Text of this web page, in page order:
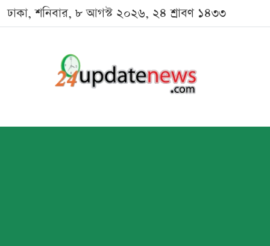
ঢাকা, শনিবার, ৮ আগস্ট ২০২৬, ২৪ শ্রাবণ ১৪৩৩